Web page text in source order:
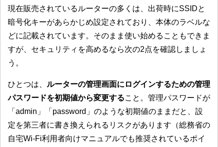
現在販売されているルーターの多くは、出荷時にSSIDと
暗号化キーがあらかじめ設定されており、本体のラベルな
どに記載されています。そのまま使い始めることもできま
すが、セキュリティを高めるなら次の2点を確認しましょ
う。
ひとつは、 ルーターの管理画面にログインするための管理
パスワードを初期値から変更すること。管理パスワードが
「admin」「password」のような初期値のままだと、設
定を第三者に書き換えられるリスクがあります（総務省の
自宅Wi-Fi利用者向けマニュアルでも推奨されているポイ